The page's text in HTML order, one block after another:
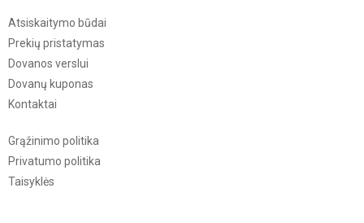
Atsiskaitymo būdai
Prekių pristatymas
Dovanos verslui
Dovanų kuponas
Kontaktai
Grąžinimo politika
Privatumo politika
Taisyklės